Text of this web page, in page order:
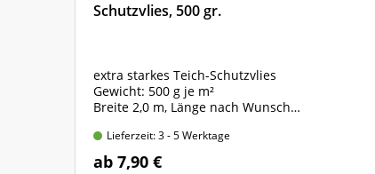
Schutzvlies, 500 gr.
extra starkes Teich-Schutzvlies
Gewicht: 500 g je m²
Breite 2,0 m, Länge nach Wunsch
Lieferzeit: 3 - 5 Werktage
ab 7,90 €